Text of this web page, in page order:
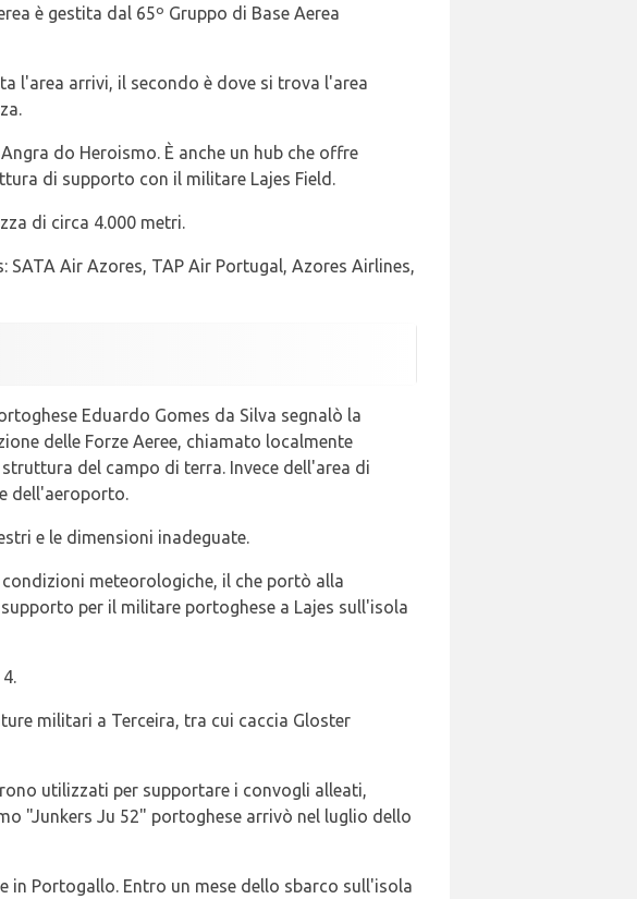
è gestita dal 65º Gruppo di Base Aerea
l'area arrivi, il secondo è dove si trova l'area
do Heroismo. È anche un hub che offre
di supporto con il militare Lajes Field.
di circa 4.000 metri.
Air Azores, TAP Air Portugal, Azores Airlines,
Eduardo Gomes da Silva segnalò la
delle Forze Aeree, chiamato localmente
del campo di terra. Invece dell'area di
dell'aeroporto.
e le dimensioni inadeguate.
meteorologiche, il che portò alla
per il militare portoghese a Lajes sull'isola
militari a Terceira, tra cui caccia Gloster
utilizzati per supportare i convogli alleati,
"Junkers Ju 52" portoghese arrivò nel luglio dello
Portogallo. Entro un mese dello sbarco sull'isola